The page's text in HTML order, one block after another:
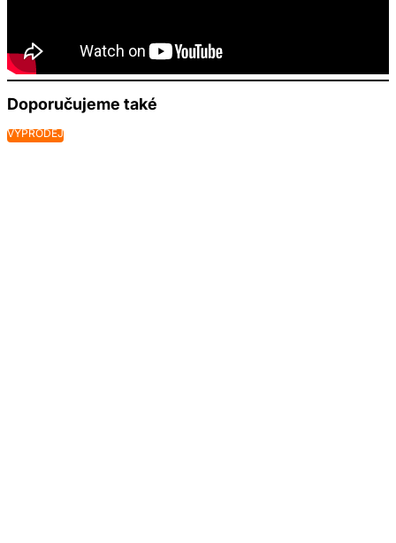
Doporučujeme také
VÝPRODEJ